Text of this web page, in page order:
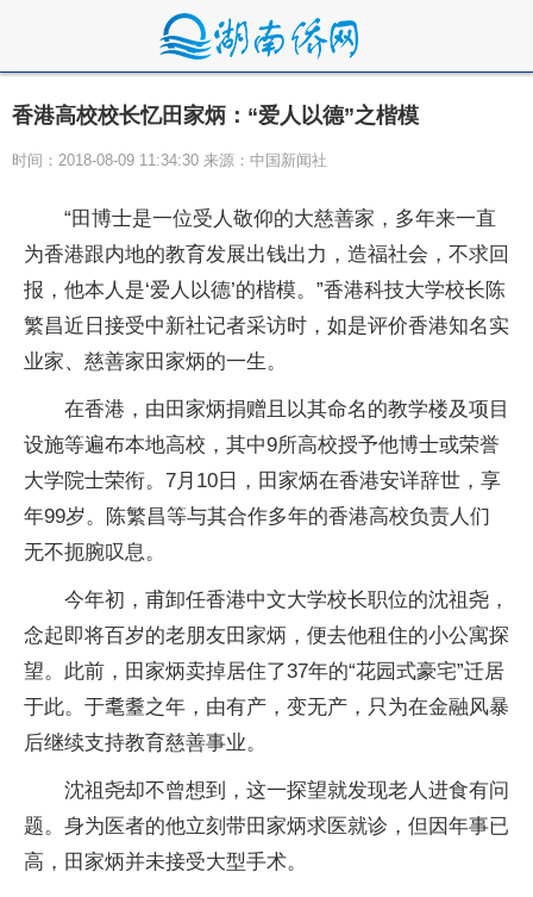
香港高校校长忆田家炳：“爱人以德”之楷模
时间：2018-08-09 11:34:30 来源：中国新闻社
“田博士是一位受人敬仰的大慈善家，多年来一直
为香港跟内地的教育发展出钱出力，造福社会，不求回
报，他本人是‘爱人以德’的楷模。”香港科技大学校长陈
繁昌近日接受中新社记者采访时，如是评价香港知名实
业家、慈善家田家炳的一生。
在香港，由田家炳捐赠且以其命名的教学楼及项目
设施等遍布本地高校，其中9所高校授予他博士或荣誉
大学院士荣衔。7月10日，田家炳在香港安详辞世，享
年99岁。陈繁昌等与其合作多年的香港高校负责人们
无不扼腕叹息。
今年初，甫卸任香港中文大学校长职位的沈祖尧，
念起即将百岁的老朋友田家炳，便去他租住的小公寓探
望。此前，田家炳卖掉居住了37年的“花园式豪宅”迁居
于此。于耄耋之年，由有产，变无产，只为在金融风暴
后继续支持教育慈善事业。
沈祖尧却不曾想到，这一探望就发现老人进食有问
题。身为医者的他立刻带田家炳求医就诊，但因年事已
高，田家炳并未接受大型手术。